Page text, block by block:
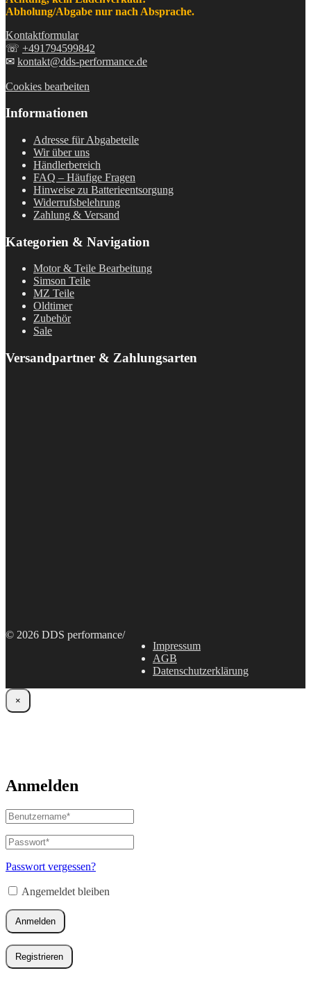
Abholung/Abgabe nur nach Absprache.
Kontaktformular
☏ +491794599842
✉ kontakt@dds-performance.de
Cookies bearbeiten
Informationen
Adresse für Abgabeteile
Wir über uns
Händlerbereich
FAQ – Häufige Fragen
Hinweise zu Batterieentsorgung
Widerrufsbelehrung
Zahlung & Versand
Kategorien & Navigation
Motor & Teile Bearbeitung
Simson Teile
MZ Teile
Oldtimer
Zubehör
Sale
Versandpartner & Zahlungsarten
© 2026 DDS performance/
Impressum
AGB
Datenschutzerklärung
×
Anmelden
Benutzername
oder
E-
Mail-
Adresse*
Passwort*
Erforderlich
Passwort vergessen?
Angemeldet bleiben
Anmelden
Registrieren